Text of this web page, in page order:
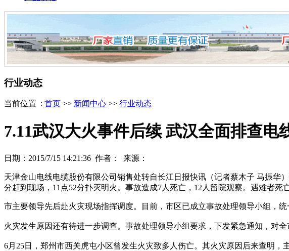
行业动态
当前位置 : 首页 >> 新闻中心 >> 行业动态
7.11武汉大火事件后续 武汉全面排查电
日期：2015/7/15 14:21:36 作者： 来源：
天津金山电线电缆股份有限公司销售处转自长江日报快讯（记者蔡木子 马振华
分赶到现场，11点52分扑灭明火。事故造成7人死亡，12人留院观察。遇难者
市主要领导先后赴火灾现场指挥调度。目前，市区已成立事故处理领导小组，
火灾发生原因还有待进一步调查。事故处理领导小组要求，下发紧急通知，对
6月25日，郑州市西关虎屯小区曾发生火灾致多人伤亡。其火灾原因后来查明